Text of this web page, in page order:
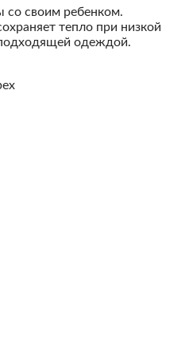
со своим ребенком.
тепло при низкой
одеждой.